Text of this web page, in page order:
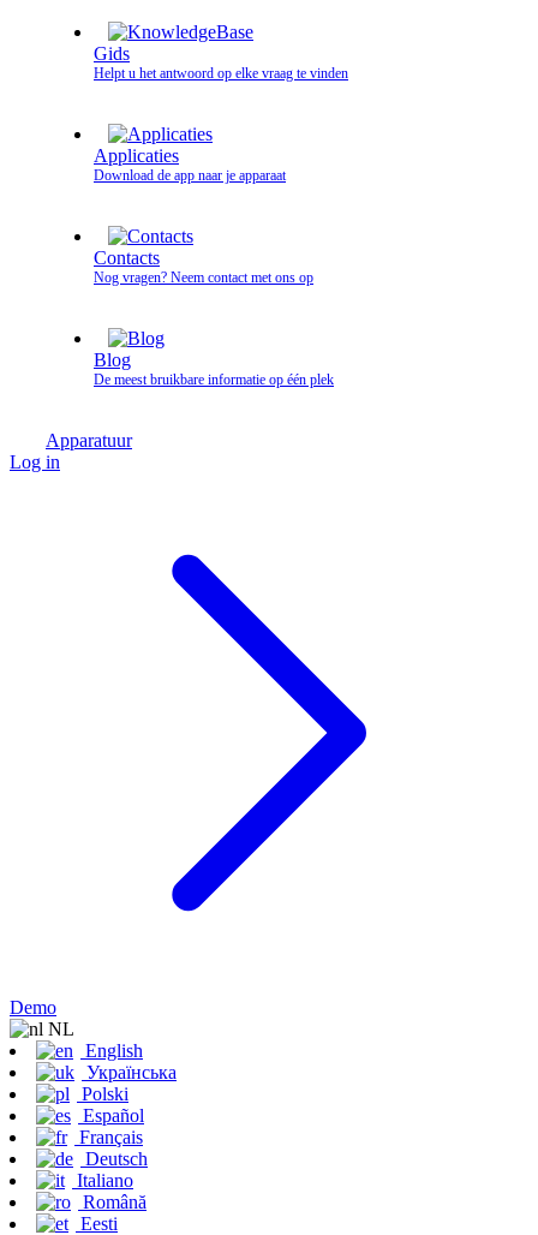
Gids
Helpt u het antwoord op elke vraag te vinden
Applicaties
Download de app naar je apparaat
Contacts
Nog vragen? Neem contact met ons op
Blog
De meest bruikbare informatie op één plek
Apparatuur
Log in
Demo
NL
English
Українська
Polski
Español
Français
Deutsch
Italiano
Română
Eesti